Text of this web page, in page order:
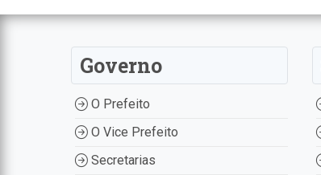
Governo
O Prefeito
O Vice Prefeito
Secretarias